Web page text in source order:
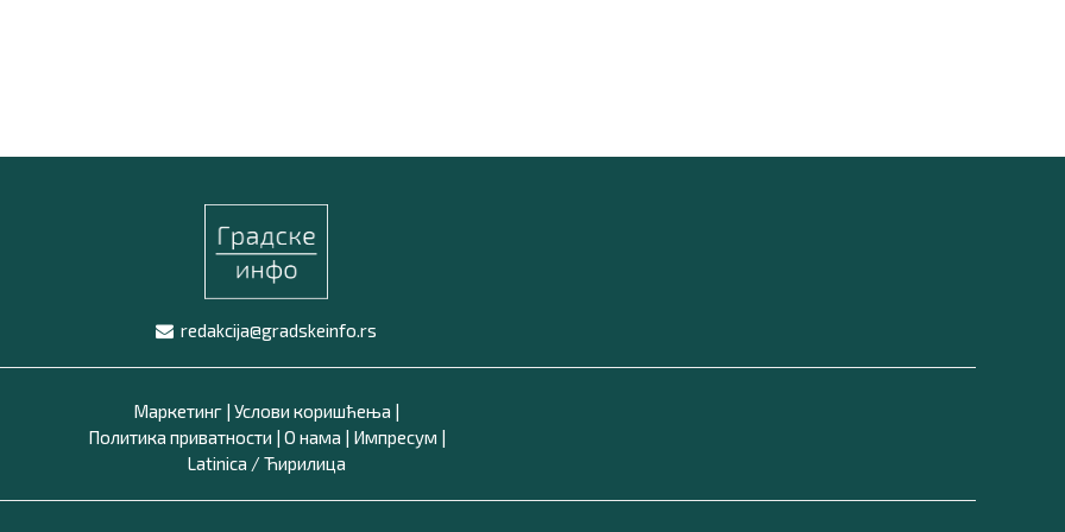
redakcija@gradskeinfo.rs
Маркетинг | Услови коришћења |
Политика приватности | О нама | Импресум |
Latinica /Ћирилица